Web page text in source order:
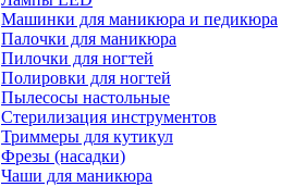
Машинки для маникюра и педикюра
Палочки для маникюра
Пилочки для ногтей
Полировки для ногтей
Пылесосы настольные
Стерилизация инструментов
Триммеры для кутикул
Фрезы (насадки)
Чаши для маникюра